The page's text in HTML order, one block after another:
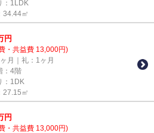
：1LDK
34.44㎡
円
・共益費 13,000円)
月｜礼：1ヶ月
：4階
：1DK
27.15㎡
円
・共益費 13,000円)